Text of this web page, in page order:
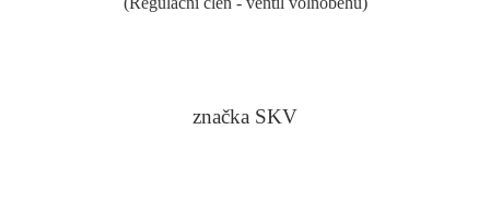
značka SKV